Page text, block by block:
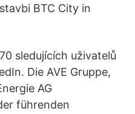
BTC City in
sledujících uživatelů
Die AVE Gruppe,
AG
führenden